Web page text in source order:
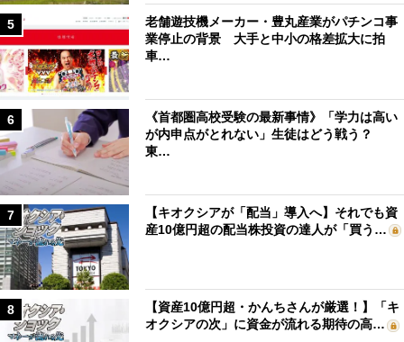
5
老舗遊技機メーカー・豊丸産業がパチンコ事
業停止の背景 大手と中小の格差拡大に拍
車…
6
《首都圏高校受験の最新事情》「学力は高い
が内申点がとれない」生徒はどう戦う？
東…
7
【キオクシアが「配当」導入へ】それでも資
産10億円超の配当株投資の達人が「買う…
8
【資産10億円超・かんちさんが厳選！】「キ
オクシアの次」に資金が流れる期待の高…